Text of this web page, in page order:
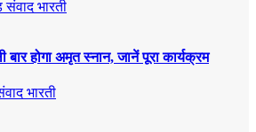
संवाद भारती
बार होगा अमृत स्नान, जानें पूरा कार्यक्रम
भारती